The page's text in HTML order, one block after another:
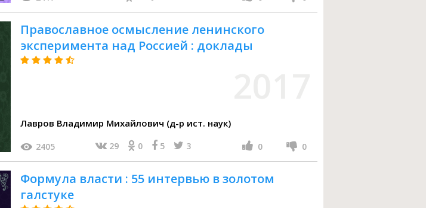
Православное осмысление ленинского
эксперимента над Россией : доклады
Лавров Владимир Михайлович (д-р ист. наук)
2405 29 0 5 3 0 0
Формула власти : 55 интервью в золотом
галстуке